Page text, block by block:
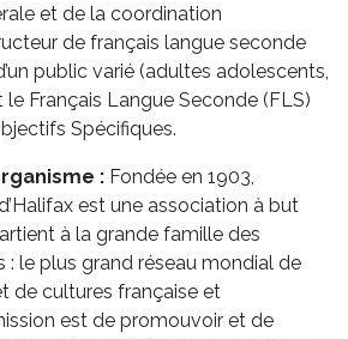
et de la coordination
de français langue seconde
public varié (adultes adolescents,
Français Langue Seconde (FLS)
Spécifiques.
: Fondée en 1903,
est une association à but
à la grande famille des
: le plus grand réseau mondial de
de cultures française et
est de promouvoir et de